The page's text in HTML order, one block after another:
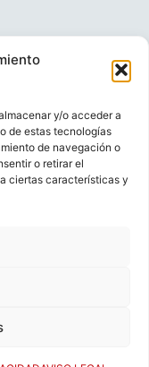
y/o acceder a
de estas tecnologías
de navegación o
o retirar el
ciertas características y
PRIVACIDAD
2023.